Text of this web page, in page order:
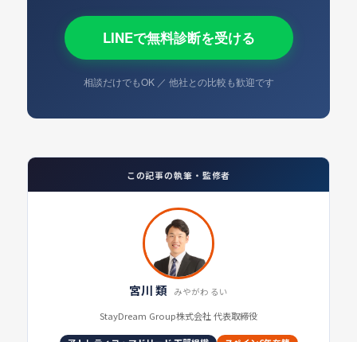
LINEで無料診断を受ける
相談だけでもOK ／ 他社との比較も歓迎です
この記事の執筆・監修者
宮川 類 みやがわ るい
StayDream Group株式会社 代表取締役